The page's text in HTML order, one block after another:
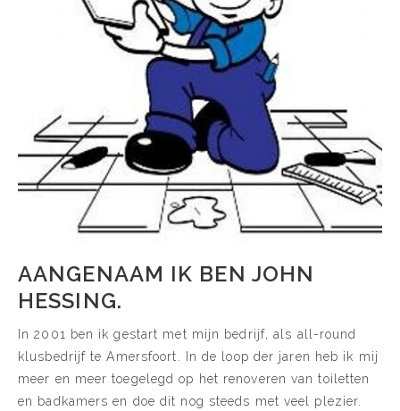
AANGENAAM IK BEN JOHN
HESSING.
In 2001 ben ik gestart met mijn bedrijf, als all-round
klusbedrijf te Amersfoort. In de loop der jaren heb ik mij
meer en meer toegelegd op het renoveren van toiletten
en badkamers en doe dit nog steeds met veel plezier.